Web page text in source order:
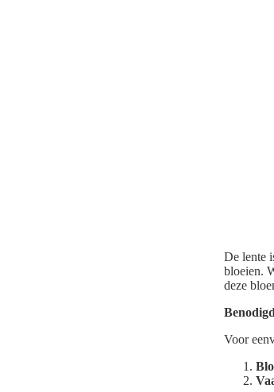
De lente
bloeien.
deze
Voor